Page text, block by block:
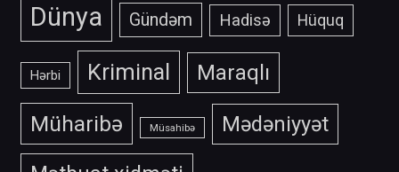
Dünya Gündəm Hadisə Hüquq
Hərbi Kriminal Maraqlı
Müharibə Müsahibə
Mədəniyyət